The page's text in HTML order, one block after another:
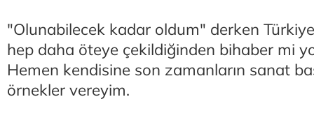
"Olunabilecek kadar oldum" derken
hep daha öteye çekildiğinden bihaber mi
Hemen kendisine son zamanların sanat
örnekler vereyim.